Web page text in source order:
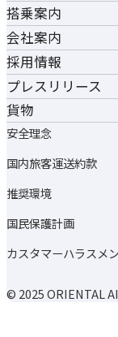
搭乗案内
会社案内
採用情報
プレスリリース
貨物
安全理念
国内旅客運送約款
推奨環境
国民保護計画
カスタマーハラスメ
© 2025 ORIENTAL